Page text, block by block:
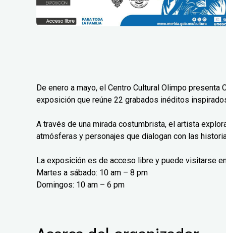
De enero a mayo, el Centro Cultural Olimpo
exposición que reúne 22 grabados inéditos
A través de una mirada costumbrista, el artista
atmósferas y personajes que dialogan con las
La exposición es de acceso libre y puede visitarse
Martes a sábado: 10 am – 8 pm
Domingos: 10 am – 6 pm